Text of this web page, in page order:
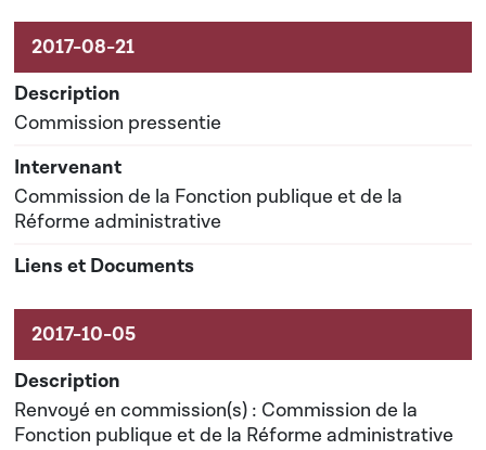
Commission pressentie
Commission de la Fonction publique et de la
Réforme administrative
Renvoyé en commission(s) : Commission de la
Fonction publique et de la Réforme administrative